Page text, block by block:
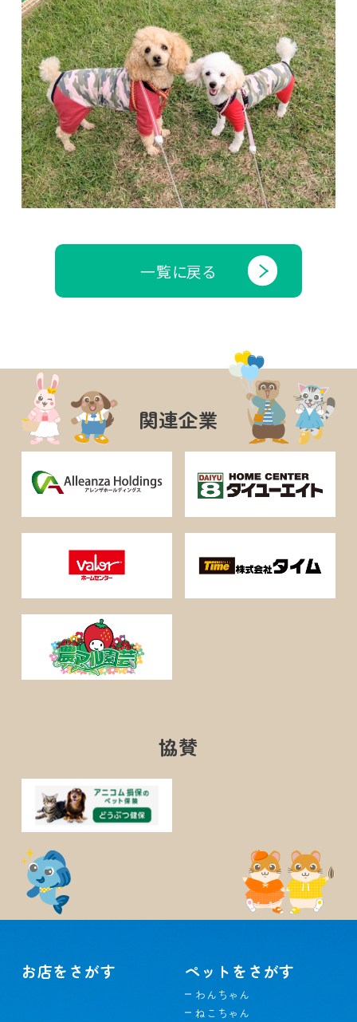
一覧に戻る
関連企業
協賛
お店をさがす ペットをさがす
わんちゃん
ねこちゃん